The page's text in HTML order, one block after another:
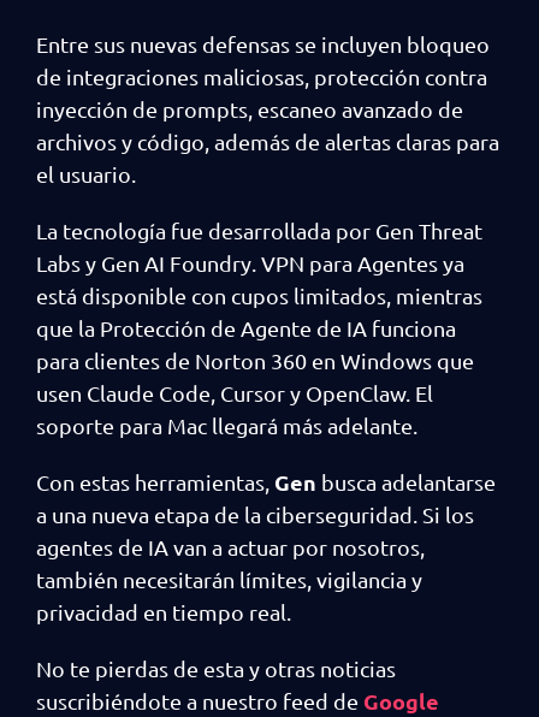
Entre sus nuevas defensas se incluyen bloqueo
de integraciones maliciosas, protección contra
inyección de prompts, escaneo avanzado de
archivos y código, además de alertas claras para
el usuario.
La tecnología fue desarrollada por Gen Threat
Labs y Gen AI Foundry. VPN para Agentes ya
está disponible con cupos limitados, mientras
que la Protección de Agente de IA funciona
para clientes de Norton 360 en Windows que
usen Claude Code, Cursor y OpenClaw. El
soporte para Mac llegará más adelante.
Con estas herramientas, Gen busca adelantarse
a una nueva etapa de la ciberseguridad. Si los
agentes de IA van a actuar por nosotros,
también necesitarán límites, vigilancia y
privacidad en tiempo real.
No te pierdas de esta y otras noticias
suscribiéndote a nuestro feed de Google